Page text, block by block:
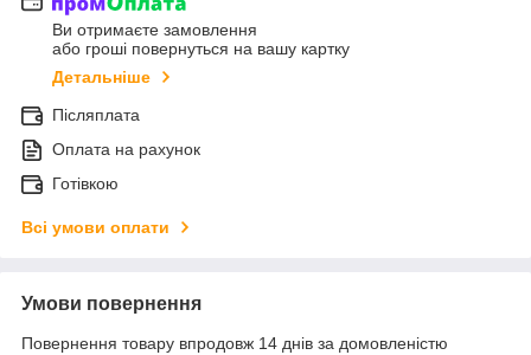
Ви отримаєте замовлення
або гроші повернуться на вашу картку
Детальніше
Післяплата
Оплата на рахунок
Готівкою
Всі умови оплати
Умови повернення
Повернення товару впродовж 14 днів за домовленістю